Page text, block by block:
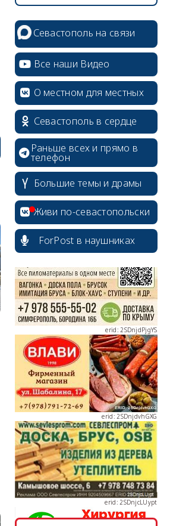
БПЛА
Украинские дроны заставили
севастопольцев задуматься
о страховании
По сравнению с ожиданием
компенсации от государства
способ более дорогой, но и
более надежный.
06/08/2026 20:01 4091
Севастополь на связи
Все наши Видео
О местном для местных
Севастополь в сердце
Раньше всех и прямо в
телефон
Большие темы и драмы
Живи по-севастопольски
ForPost в наушниках
erid: 2SDnjcrDNw6
erid: 2SDnjdPjgYS
erid: 2SDnjdvhGXG
erid: 2SDnjcLUypt